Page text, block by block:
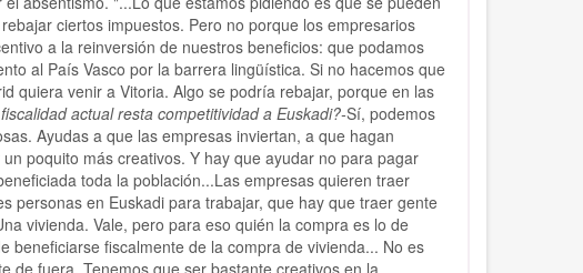
ciertos impuestos. Pero no porque los empresarios
a la reinversión de nuestros beneficios: que podamos
al País Vasco por la barrera lingüística. Si no hacemos que
quiera venir a Vitoria. Algo se podría rebajar, porque en las
actual resta competitividad a Euskadi?-Sí, podemos
Ayudas a que las empresas inviertan, a que hagan
poquito más creativos. Y hay que ayudar no para pagar
toda la población...Las empresas quieren traer
personas en Euskadi para trabajar, que hay que traer gente
vivienda. Vale, pero para eso quién la compra es lo de
beneficiarse fiscalmente de la compra de vivienda... No es